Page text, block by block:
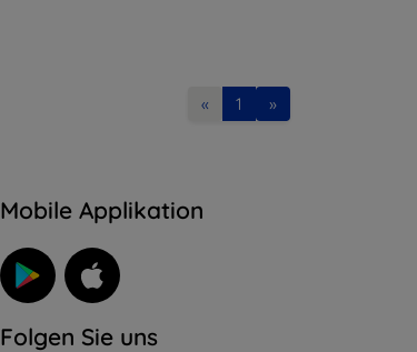
« 1 »
Mobile Applikation
Folgen Sie uns